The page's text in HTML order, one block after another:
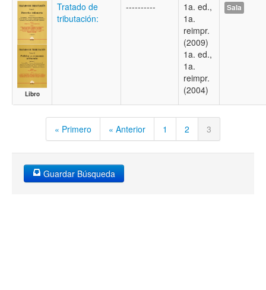
Libro
Tratado de
tributación:
----------
1a. ed.,
1a.
reimpr.
(2009)
1a. ed.,
1a.
reimpr.
(2004)
Sala
« Primero « Anterior 1 2 3
Guardar Búsqueda